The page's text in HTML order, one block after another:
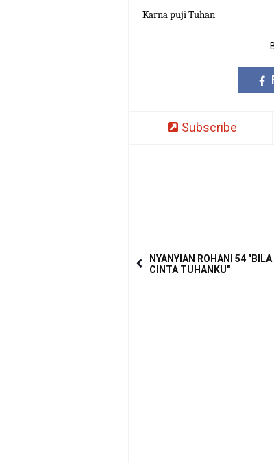
Karna puji Tuhan
Subscribe
NYANYIAN ROHANI 54
CINTA TUHANKU"